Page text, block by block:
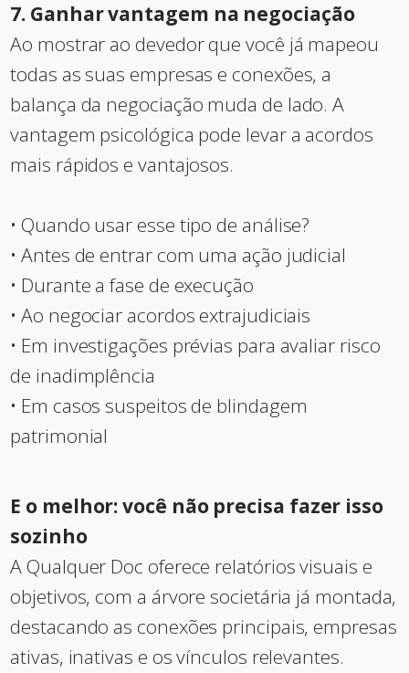
7. Ganhar vantagem na negociação
Ao mostrar ao devedor que você já mapeou
todas as suas empresas e conexões, a
balança da negociação muda de lado. A
vantagem psicológica pode levar a acordos
mais rápidos e vantajosos.
• Quando usar esse tipo de análise?
• Antes de entrar com uma ação judicial
• Durante a fase de execução
• Ao negociar acordos extrajudiciais
• Em investigações prévias para avaliar risco
de inadimplência
• Em casos suspeitos de blindagem
patrimonial
E o melhor: você não precisa fazer isso
sozinho
A Qualquer Doc oferece relatórios visuais e
objetivos, com a árvore societária já montada,
destacando as conexões principais, empresas
ativas, inativas e os vínculos relevantes.